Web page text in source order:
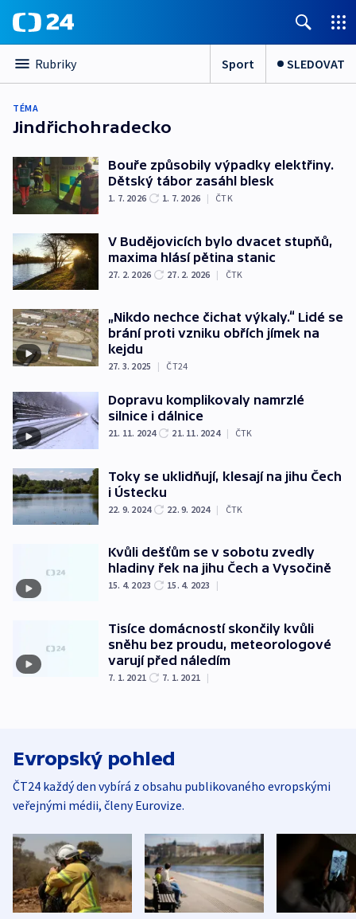
Rubriky Sport SLEDOVAT
TÉMA
Jindřichohradecko
Bouře způsobily výpadky elektřiny.
Dětský tábor zasáhl blesk
1. 7. 2026 1. 7. 2026 | ČTK
V Budějovicích bylo dvacet stupňů,
maxima hlásí pětina stanic
27. 2. 2026 27. 2. 2026 | ČTK
„Nikdo nechce čichat výkaly.“ Lidé se
brání proti vzniku obřích jímek na
kejdu
27. 3. 2025 | ČT24
Dopravu komplikovaly namrzlé
silnice i dálnice
21. 11. 2024 21. 11. 2024 | ČTK
Toky se uklidňují, klesají na jihu Čech
i Ústecku
22. 9. 2024 22. 9. 2024 | ČTK
Kvůli dešťům se v sobotu zvedly
hladiny řek na jihu Čech a Vysočině
15. 4. 2023 15. 4. 2023 |
Tisíce domácností skončily kvůli
sněhu bez proudu, meteorologové
varují před náledím
7. 1. 2021 7. 1. 2021 |
Evropský pohled
ČT24 každý den vybírá z obsahu publikovaného evropskými
veřejnými médii, členy Eurovize.